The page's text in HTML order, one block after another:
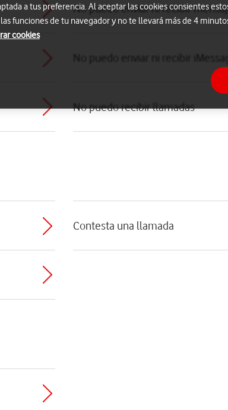
No puedo enviar ni recibir
No puedo enviar ni recibir
No puedo recibir llamadas
Contesta una llamada
a tus preferencia. Al aceptar las cookies consientes
funciones de tu navegador y no te llevará más de 4
cookies